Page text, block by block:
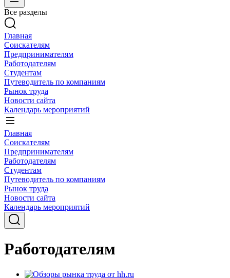
Все разделы
Главная
Соискателям
Предпринимателям
Работодателям
Студентам
Путеводитель по компаниям
Рынок труда
Новости сайта
Календарь мероприятий
Главная
Соискателям
Предпринимателям
Работодателям
Студентам
Путеводитель по компаниям
Рынок труда
Новости сайта
Календарь мероприятий
Работодателям